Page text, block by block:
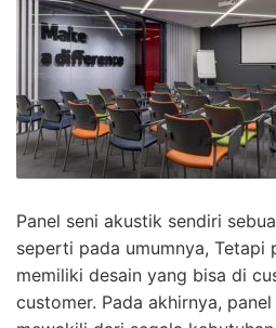
Panel seni akustik sendiri
seperti pada umumnya, Tetapi
memiliki desain yang bisa di
customer. Pada akhirnya,